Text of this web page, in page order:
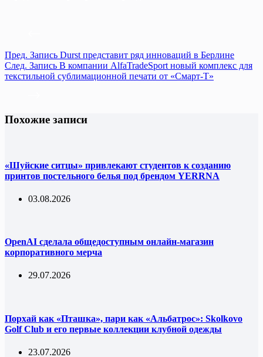
Пред. Запись Durst представит ряд инноваций в Берлине
След. Запись В компании AlfaTradeSport новый комплекс для
текстильной сублимационной печати от «Смарт-Т»
Похожие записи
«Шуйские ситцы» привлекают студентов к созданию
принтов постельного белья под брендом YERRNA
03.08.2026
OpenAI сделала общедоступным онлайн-магазин
корпоративного мерча
29.07.2026
Порхай как «Пташка», пари как «Альбатрос»: Skolkovo
Golf Club и его первые коллекции клубной одежды
23.07.2026